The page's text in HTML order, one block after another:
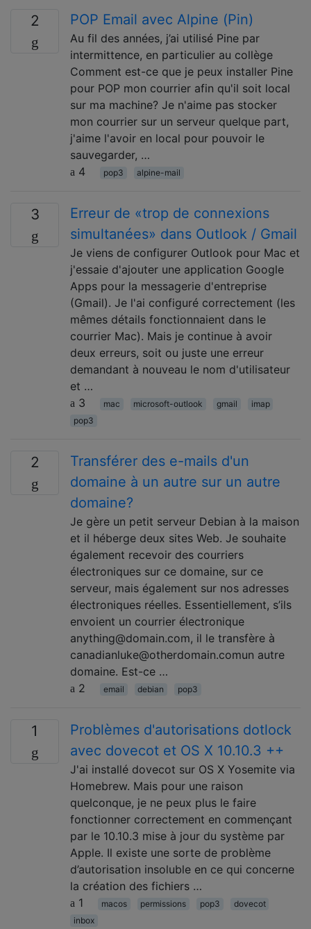
2 POP Email avec Alpine (Pin)
Au fil des années, j’ai utilisé Pine par
intermittence, en particulier au collège
Comment est-ce que je peux installer Pine
pour POP mon courrier afin qu'il soit local
sur ma machine? Je n'aime pas stocker
mon courrier sur un serveur quelque part,
j'aime l'avoir en local pour pouvoir le
sauvegarder, …
4
pop3 alpine-mail
3
Erreur de «trop de connexions
simultanées» dans Outlook / Gmail
Je viens de configurer Outlook pour Mac et
j'essaie d'ajouter une application Google
Apps pour la messagerie d'entreprise
(Gmail). Je l'ai configuré correctement (les
mêmes détails fonctionnaient dans le
courrier Mac). Mais je continue à avoir
deux erreurs, soit ou juste une erreur
demandant à nouveau le nom d'utilisateur
et …
3
mac microsoft-outlook gmail
imap
pop3
2
Transférer des e-mails d'un
domaine à un autre sur un autre
domaine?
Je gère un petit serveur Debian à la maison
et il héberge deux sites Web. Je souhaite
également recevoir des courriers
électroniques sur ce domaine, sur ce
serveur, mais également sur nos adresses
électroniques réelles. Essentiellement, s’ils
envoient un courrier électronique
anything@domain.com, il le transfère à
canadianluke@otherdomain.comun autre
domaine. Est-ce …
2
email debian pop3
1
Problèmes d'autorisations dotlock
avec dovecot et OS X 10.10.3 ++
J'ai installé dovecot sur OS X Yosemite via
Homebrew. Mais pour une raison
quelconque, je ne peux plus le faire
fonctionner correctement en commençant
par le 10.10.3 mise à jour du système par
Apple. Il existe une sorte de problème
d’autorisation insoluble en ce qui concerne
la création des fichiers …
1
macos permissions pop3
dovecot
inbox